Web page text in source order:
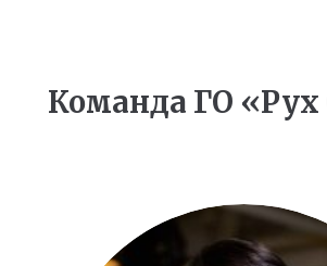
Команда ГО «Рух